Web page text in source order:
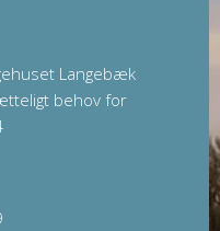
Langebæk
behov for